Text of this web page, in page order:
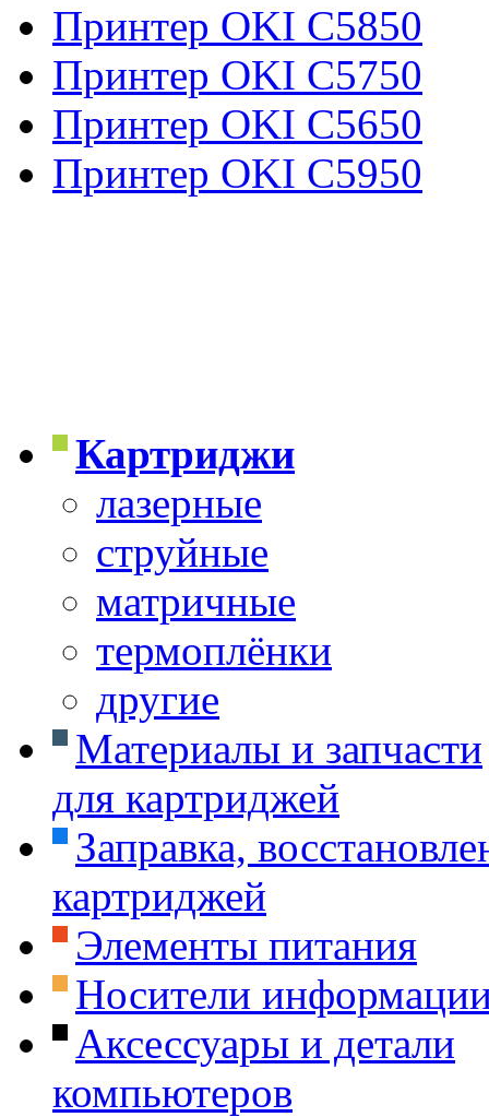
Принтер OKI C5850
Принтер OKI C5750
Принтер OKI C5650
Принтер OKI C5950
Картриджи
лазерные
струйные
матричные
термоплёнки
другие
Материалы и запчасти
для картриджей
Заправка,
картриджей
Элементы питания
Носители
Аксессуары и детали
компьютеров